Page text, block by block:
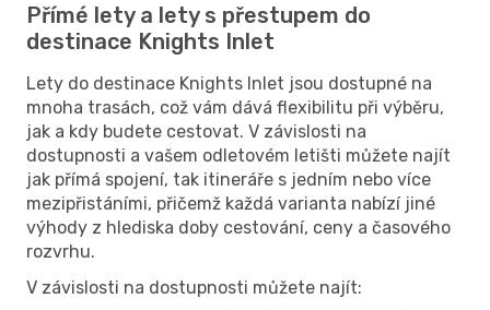
Přímé lety a lety s přestupem do
destinace Knights Inlet
Lety do destinace Knights Inlet jsou dostupné na
mnoha trasách, což vám dává flexibilitu při výběru,
jak a kdy budete cestovat. V závislosti na
dostupnosti a vašem odletovém letišti můžete najít
jak přímá spojení, tak itineráře s jedním nebo více
mezipřistáními, přičemž každá varianta nabízí jiné
výhody z hlediska doby cestování, ceny a časového
rozvrhu.
V závislosti na dostupnosti můžete najít: